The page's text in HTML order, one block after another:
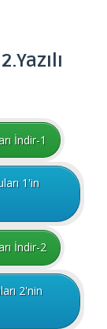
İndir-1
1'in
İndir-2
2'nin